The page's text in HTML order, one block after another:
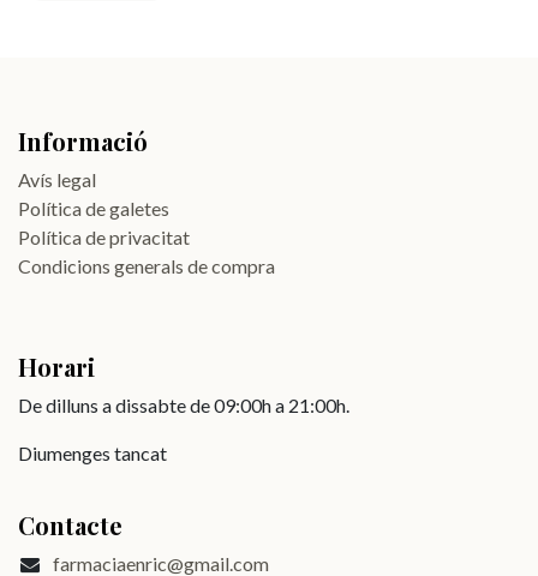
Informació
Avís legal
Política de galetes
Política de privacitat
Condicions generals de compra
Horari
De dilluns a dissabte de 09:00h a 21:00h.
Diumenges tancat
Contacte
farmaciaenric@gmail.com